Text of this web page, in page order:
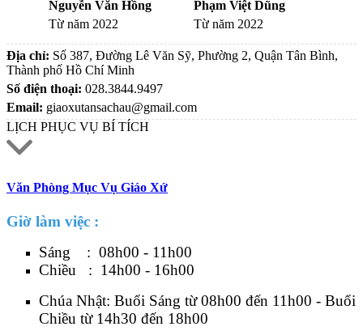
Nguyễn Văn Hồng
Từ năm 2022
Phạm Việt Dũng
Từ năm 2022
Địa chỉ: Số 387, Đường Lê Văn Sỹ, Phường 2, Quận Tân Bình,
Thành phố Hồ Chí Minh
Số điện thoại: 028.3844.9497
Email: giaoxutansachau@gmail.com
LỊCH PHỤC VỤ BÍ TÍCH
Văn Phòng Mục Vụ Giáo Xứ
Giờ làm việc :
Sáng : 08h00 - 11h00
Chiều : 14h00 - 16h00
Chúa Nhật: Buổi Sáng từ 08h00 đến 11h00 - Buổi
Chiều từ 14h30 đến 18h00